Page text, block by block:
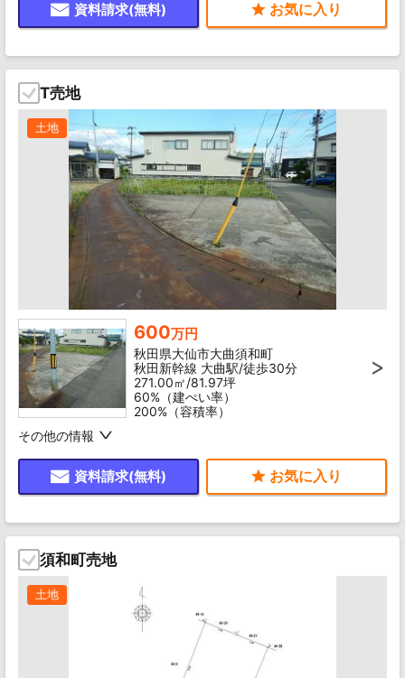
資料請求(無料)
T売地
土地
600万円
秋田県大仙市大曲須和町
秋田新幹線 大曲駅/徒歩30分
271.00㎡/81.97坪
60%（建ぺい率）
200%（容積率）
その他の情報
資料請求(無料)
須和町売地
土地